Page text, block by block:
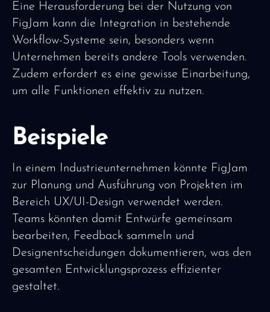
Eine Herausforderung bei der Nutzung von
FigJam kann die Integration in bestehende
Workflow-Systeme sein, besonders wenn
Unternehmen bereits andere Tools verwenden.
Zudem erfordert es eine gewisse Einarbeitung,
um alle Funktionen effektiv zu nutzen.
Beispiele
In einem Industrieunternehmen könnte FigJam
zur Planung und Ausführung von Projekten im
Bereich UX/UI-Design verwendet werden.
Teams könnten damit Entwürfe gemeinsam
bearbeiten, Feedback sammeln und
Designentscheidungen dokumentieren, was den
gesamten Entwicklungsprozess effizienter
gestaltet.